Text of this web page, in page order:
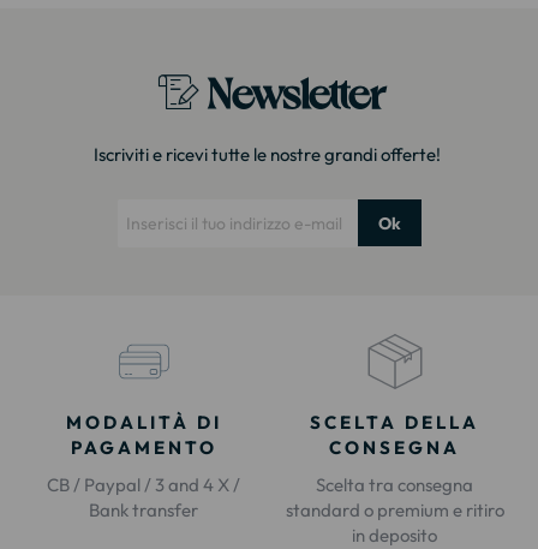
Newsletter
Iscriviti e ricevi tutte le nostre grandi offerte!
Ok
MODALITÀ DI
PAGAMENTO
CB / Paypal / 3 and 4 X /
Bank transfer
SCELTA DELLA
CONSEGNA
Scelta tra consegna
standard o premium e ritiro
in deposito